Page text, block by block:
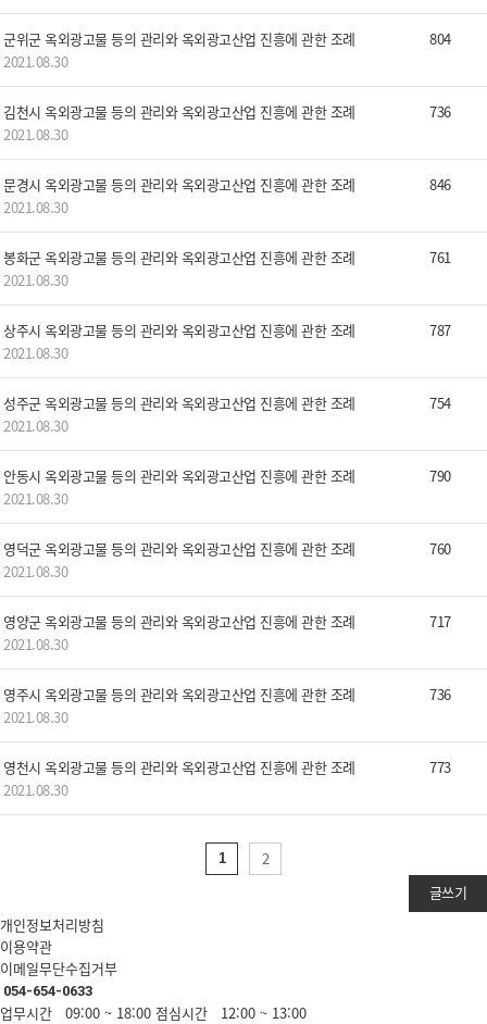
군위군 옥외광고물 등의 관리와 옥외광고산업 진흥에 관한 조례
2021.08.30
804
김천시 옥외광고물 등의 관리와 옥외광고산업 진흥에 관한 조례
2021.08.30
736
문경시 옥외광고물 등의 관리와 옥외광고산업 진흥에 관한 조례
2021.08.30
846
봉화군 옥외광고물 등의 관리와 옥외광고산업 진흥에 관한 조례
2021.08.30
761
상주시 옥외광고물 등의 관리와 옥외광고산업 진흥에 관한 조례
2021.08.30
787
성주군 옥외광고물 등의 관리와 옥외광고산업 진흥에 관한 조례
2021.08.30
754
안동시 옥외광고물 등의 관리와 옥외광고산업 진흥에 관한 조례
2021.08.30
790
영덕군 옥외광고물 등의 관리와 옥외광고산업 진흥에 관한 조례
2021.08.30
760
영양군 옥외광고물 등의 관리와 옥외광고산업 진흥에 관한 조례
2021.08.30
717
영주시 옥외광고물 등의 관리와 옥외광고산업 진흥에 관한 조례
2021.08.30
736
영천시 옥외광고물 등의 관리와 옥외광고산업 진흥에 관한 조례
2021.08.30
773
1
2
글쓰기
개인정보처리방침
이용약관
이메일무단수집거부
054-654-0633
업무시간 09:00 ~ 18:00 점심시간 12:00 ~ 13:00